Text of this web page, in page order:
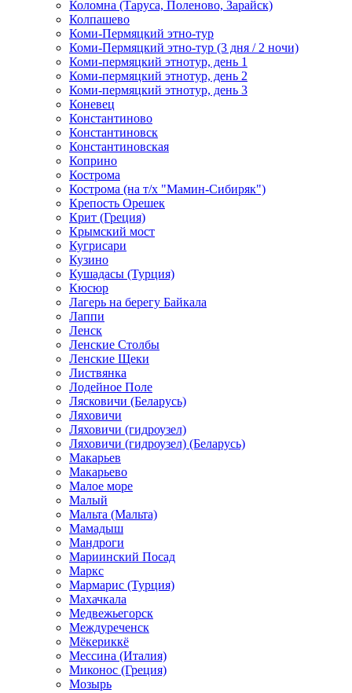
Коломна (Таруса, Поленово, Зарайск)
Колпашево
Коми-Пермяцкий этно-тур
Коми-Пермяцкий этно-тур (3 дня / 2 ночи)
Коми-пермяцкий этнотур, день 1
Коми-пермяцкий этнотур, день 2
Коми-пермяцкий этнотур, день 3
Коневец
Константиново
Константиновск
Константиновская
Коприно
Кострома
Кострома (на т/х "Мамин-Сибиряк")
Крепость Орешек
Крит (Греция)
Крымский мост
Кугрисари
Кузино
Кушадасы (Турция)
Кюсюр
Лагерь на берегу Байкала
Лаппи
Ленск
Ленские Столбы
Ленские Щеки
Листвянка
Лодейное Поле
Лясковичи (Беларусь)
Ляховичи
Ляховичи (гидроузел)
Ляховичи (гидроузел) (Беларусь)
Макарьев
Макарьево
Малое море
Малый
Мальта (Мальта)
Мамадыш
Мандроги
Мариинский Посад
Маркс
Мармарис (Турция)
Махачкала
Медвежьегорск
Междуреченск
Мёкериккё
Мессина (Италия)
Миконос (Греция)
Мозырь